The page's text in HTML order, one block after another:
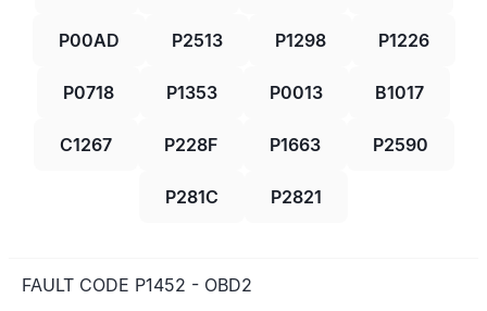
P00AD P2513 P1298 P1226
P0718 P1353 P0013 B1017
C1267 P228F P1663 P2590
P281C P2821
FAULT CODE P1452 - OBD2